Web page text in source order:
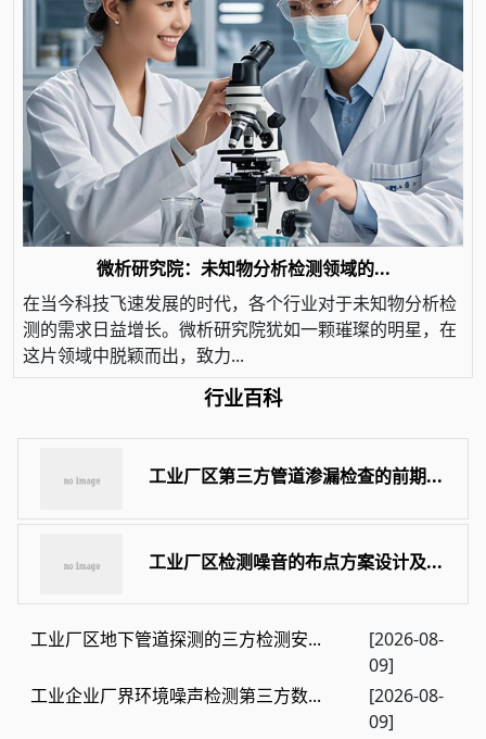
微析研究院：未知物分析检测领域的...
在当今科技飞速发展的时代，各个行业对于未知物分析检
测的需求日益增长。微析研究院犹如一颗璀璨的明星，在
这片领域中脱颖而出，致力...
行业百科
工业厂区第三方管道渗漏检查的前期...
工业厂区检测噪音的布点方案设计及...
工业厂区地下管道探测的三方检测安...
[2026-08-
09]
工业企业厂界环境噪声检测第三方数...
[2026-08-
09]